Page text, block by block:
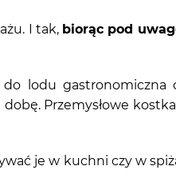
I tak, biorąc pod
lodu gastronomiczna
Przemysłowe
je w kuchni czy w